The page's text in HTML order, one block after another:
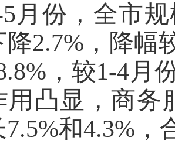
月份， 全市
降2.7%，降幅
，较1-4月
用凸显，商务
7.5%和4.3%，